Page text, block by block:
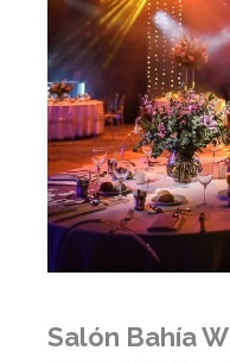
Salón Bahía W